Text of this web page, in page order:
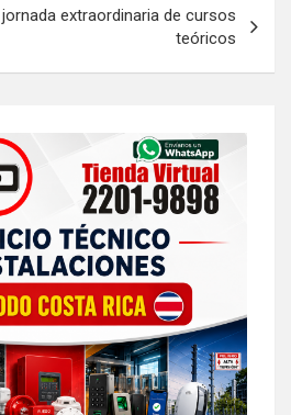
extraordinaria de cursos
teóricos